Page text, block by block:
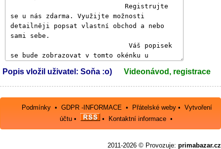
Popis vložil uživatel: Soňa :o) Videonávod, registrace
Podmínky •GDPR -INFORMACE • Přátelské weby •Vytvoření
účtu• • Kontaktní informace•
2011-2026 © Provozuje: primabazar.cz